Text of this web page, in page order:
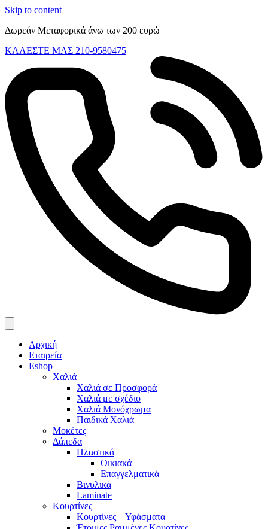
Skip to content
Δωρεάν Μεταφορικά άνω των 200 ευρώ
ΚΑΛΕΣΤΕ ΜΑΣ 210-9580475
Αρχική
Εταιρεία
Eshop
Χαλιά
Χαλιά σε Προσφορά
Χαλιά με σχέδιο
Χαλιά Μονόχρωμα
Παιδικά Χαλιά
Μοκέτες
Δάπεδα
Πλαστικά
Οικιακά
Επαγγελματικά
Βινυλικά
Laminate
Κουρτίνες
Κουρτίνες – Υφάσματα